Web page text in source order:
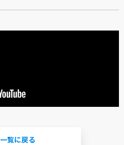
覧に戻る